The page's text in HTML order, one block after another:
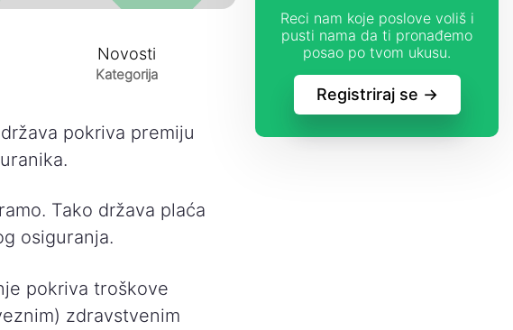
Novosti
Kategorija
pokriva premiju
Tako država plaća
osiguranja.
pokriva troškove
zdravstvenim
Reci nam koje poslove voliš i
pusti nama da ti pronađemo
posao po tvom ukusu.
Registriraj se ->